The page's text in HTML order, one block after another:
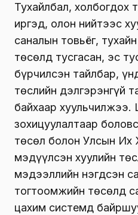
Тухайлбал, холбогдох
иргэд, олон нийтээс
саналын товьёг,
төсөлд тусгасан, эс
бүрчилсэн тайлбар,
төслийн дэлгэрэнгүй
байхаар хуульчилжээ.
зохицуулалтаар
төсөл болон Улсын Их
мэдүүлсэн хуулийн
мэдээллийн нэгдсэн
тогтоомжийн төсөлд
цахим системд